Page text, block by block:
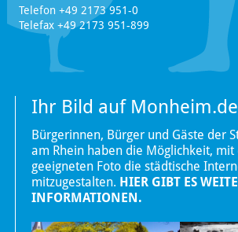
Telefon +49 2173 951-0
Telefax +49 2173 951-899
Ihr Bild auf Monheim.de
Bürgerinnen, Bürger und Gäste der
am Rhein haben die Möglichkeit, mit
geeigneten Foto die städtische
mitzugestalten. HIER GIBT ES
INFORMATIONEN.